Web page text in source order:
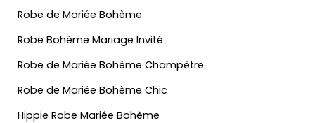
Robe de Mariée Bohème
Robe Bohème Mariage Invité
Robe de Mariée Bohème Champêtre
Robe de Mariée Bohème Chic
Hippie Robe Mariée Bohème